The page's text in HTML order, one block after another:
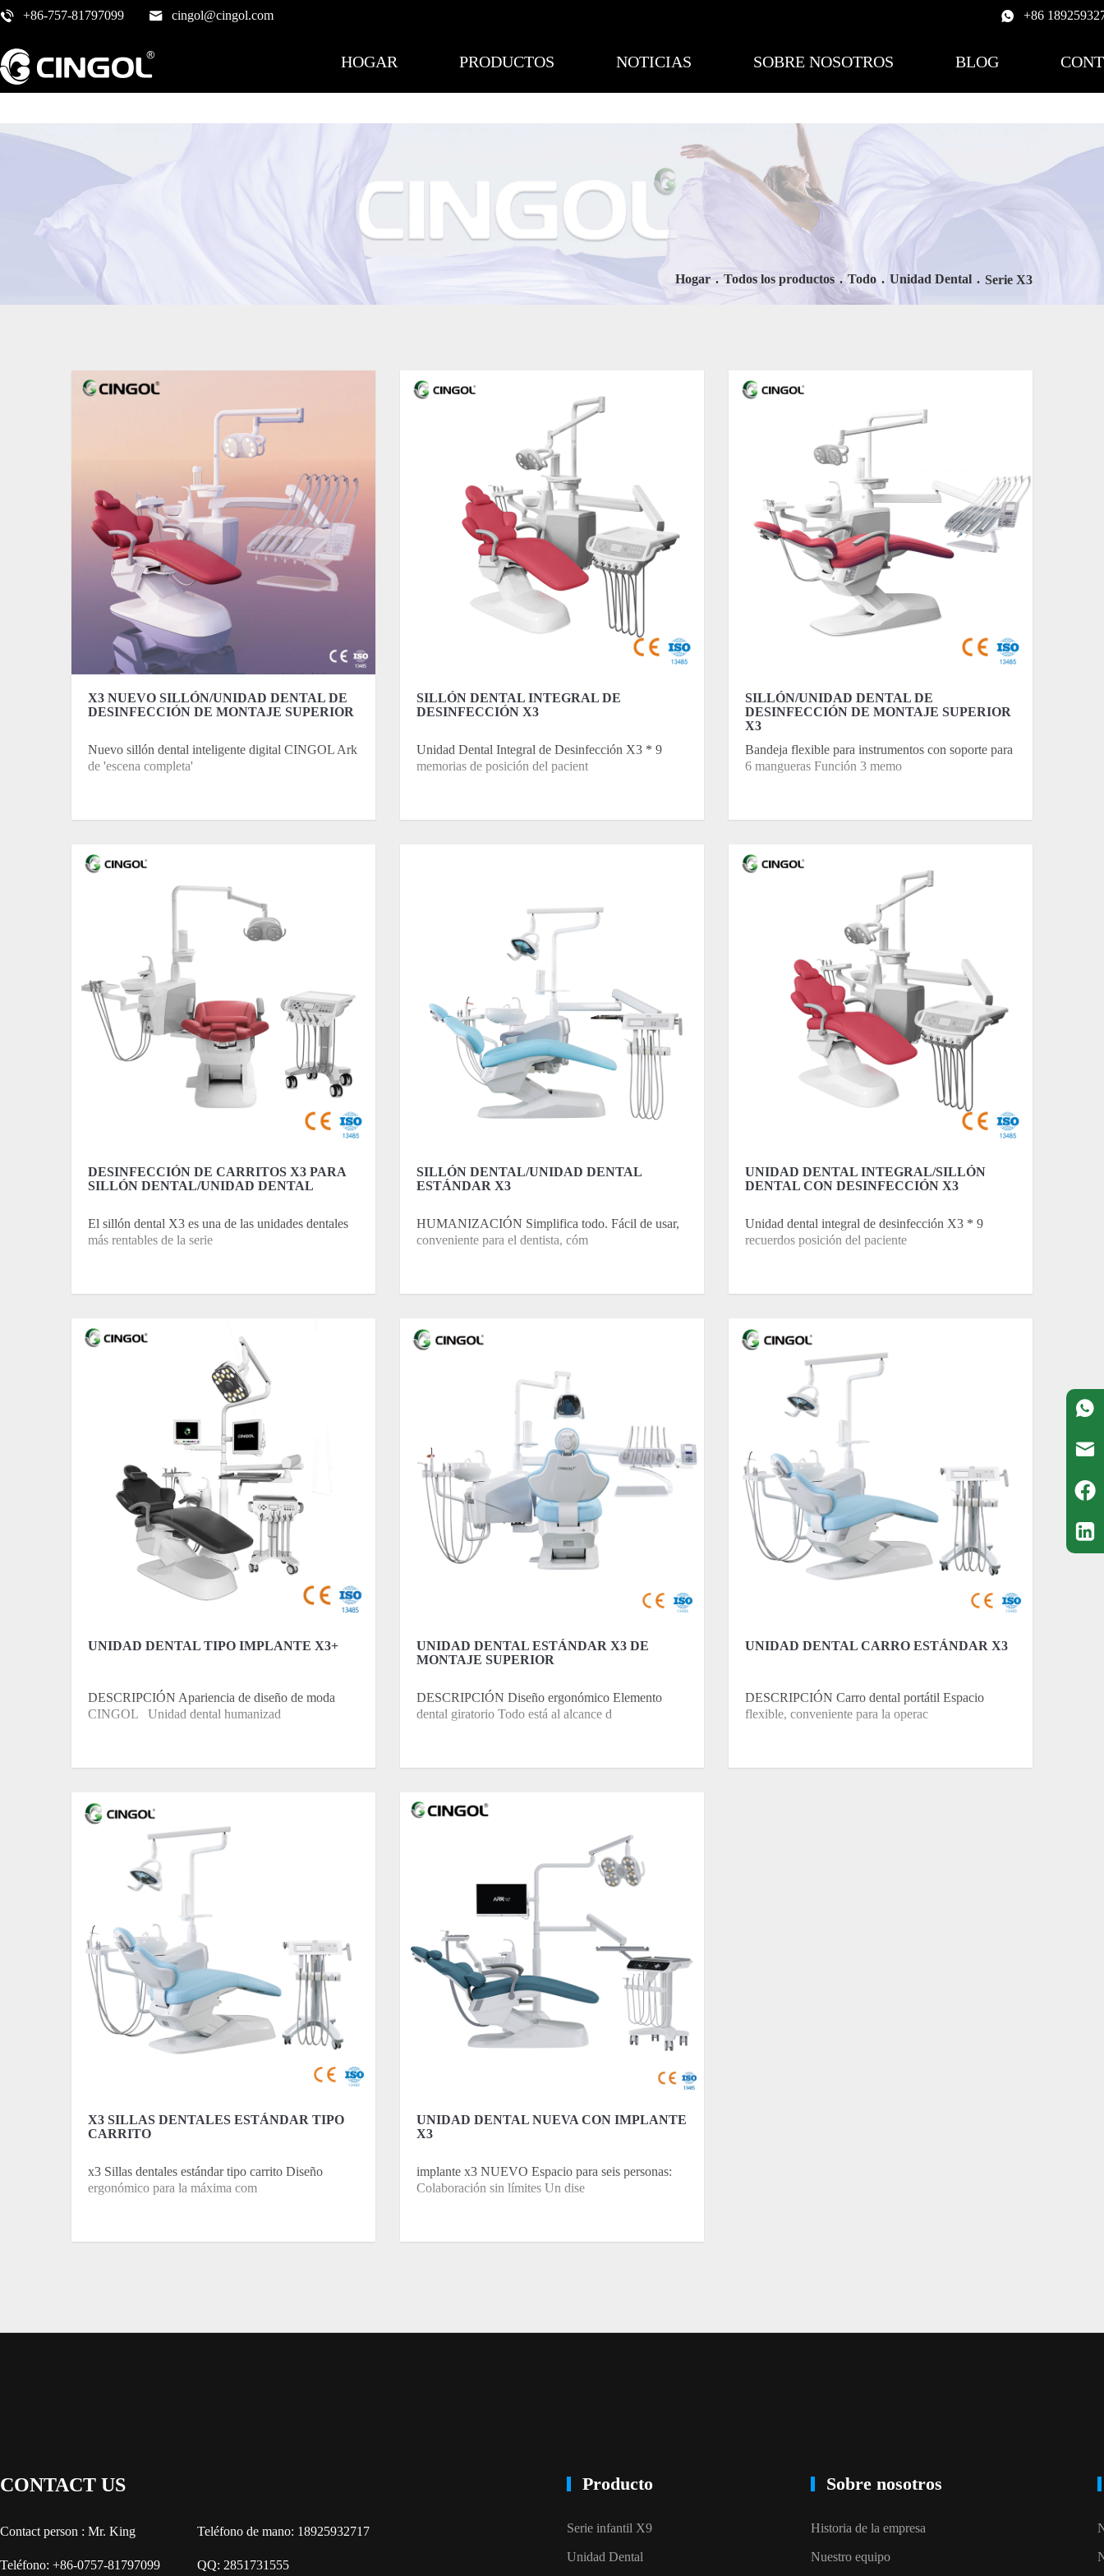
+86-757-81797099 cingol@cingol.com +86
HOGAR PRODUCTOS NOTICIAS SOBRE NOSOTROS BLOG
Hogar . Todos los productos . Todo . Unidad Dental . Serie X3
X3 NUEVO SILLÓN/UNIDAD DENTAL DE
DESINFECCIÓN DE MONTAJE SUPERIOR
Nuevo sillón dental inteligente digital CINGOL Ark
de 'escena completa'
SILLÓN DENTAL INTEGRAL DE
DESINFECCIÓN X3
Unidad Dental Integral de Desinfección X3 * 9
memorias de posición del pacient
SILLÓN/UNIDAD DENTAL DE
DESINFECCIÓN DE MONTAJE SUPERIOR
X3
Bandeja flexible para instrumentos con soporte para
6 mangueras Función 3 memo
DESINFECCIÓN DE CARRITOS X3 PARA
SILLÓN DENTAL/UNIDAD DENTAL
El sillón dental X3 es una de las unidades dentales
más rentables de la serie
SILLÓN DENTAL/UNIDAD DENTAL
ESTÁNDAR X3
HUMANIZACIÓN Simplifica todo. Fácil de usar,
conveniente para el dentista, cóm
UNIDAD DENTAL INTEGRAL/SILLÓN
DENTAL CON DESINFECCIÓN X3
Unidad dental integral de desinfección X3 * 9
recuerdos posición del paciente
UNIDAD DENTAL TIPO IMPLANTE X3+
DESCRIPCIÓN Apariencia de diseño de moda
CINGOL Unidad dental humanizad
UNIDAD DENTAL ESTÁNDAR X3 DE
MONTAJE SUPERIOR
DESCRIPCIÓN Diseño ergonómico Elemento
dental giratorio Todo está al alcance d
UNIDAD DENTAL CARRO ESTÁNDAR X3
DESCRIPCIÓN Carro dental portátil Espacio
flexible, conveniente para la operac
X3 SILLAS DENTALES ESTÁNDAR TIPO
CARRITO
x3 Sillas dentales estándar tipo carrito Diseño
ergonómico para la máxima com
UNIDAD DENTAL NUEVA CON IMPLANTE
X3
implante x3 NUEVO Espacio para seis personas:
Colaboración sin límites Un dise
CONTACT US
Contact person : Mr. King Teléfono de mano: 18925932717
Teléfono: +86-0757-81797099 QQ: 2851731555
Producto
Serie infantil X9
Unidad Dental
Sobre nosotros
Historia de la empresa
Nuestro equipo